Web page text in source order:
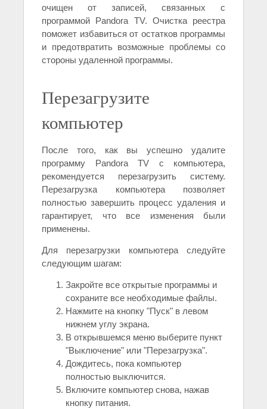
очищен от записей, связанных с
программой Pandora TV. Очистка реестра
поможет избавиться от остатков программы
и предотвратить возможные проблемы со
стороны удаленной программы.
Перезагрузите
компьютер
После того, как вы успешно удалите
программу Pandora TV с компьютера,
рекомендуется перезагрузить систему.
Перезагрузка компьютера позволяет
полностью завершить процесс удаления и
гарантирует, что все изменения были
применены.
Для перезагрузки компьютера следуйте
следующим шагам:
Закройте все открытые программы и
сохраните все необходимые файлы.
Нажмите на кнопку "Пуск" в левом
нижнем углу экрана.
В открывшемся меню выберите пункт
"Выключение" или "Перезагрузка".
Дождитесь, пока компьютер
полностью выключится.
Включите компьютер снова, нажав
кнопку питания.